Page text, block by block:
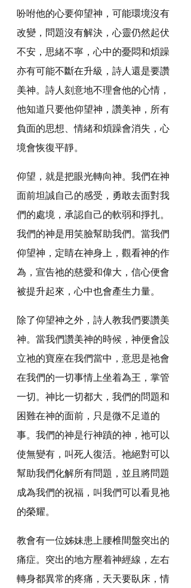
吩咐他的心要仰望神，可能環境沒有
改變，問題沒有解決，心靈仍然起伏
不安，思緒不寧，心中的憂悶和煩躁
亦有可能不斷在升級，詩人還是要讚
美神。詩人刻意地不理會他的心情，
他知道只要他仰望神，讚美神，所有
負面的思想、情緒和煩躁會消失，心
境會恢復平靜。
仰望，就是把眼光轉向神。我們在神
面前坦誠自己的感受，勇敢去面對我
們的處境，承認自己的軟弱和掙扎。
我們的神是用笑臉幫助我們。當我們
仰望神，定睛在神身上，觀看神的作
為，宣告祂的慈愛和偉大，信心便會
被提升起來，心中也會產生力量。
除了仰望神之外，詩人教我們要讚美
神。當我們讚美神的時候，神便會設
立祂的寶座在我們當中，意思是祂會
在我們的一切事情上坐着為王，掌管
一切。神比一切都大，我們的問題和
困難在神的面前，只是微不足道的
事。我們的神是行神蹟的神，祂可以
使無變有，叫死人復活。祂絕對可以
幫助我們化解所有問題，並且將問題
成為我們的祝福，叫我們可以看見祂
的榮耀。
教會有一位姊妹患上腰椎間盤突出的
痛症。突出的地方壓着神經線，左右
轉身都異常的疼痛，天天要臥床，情